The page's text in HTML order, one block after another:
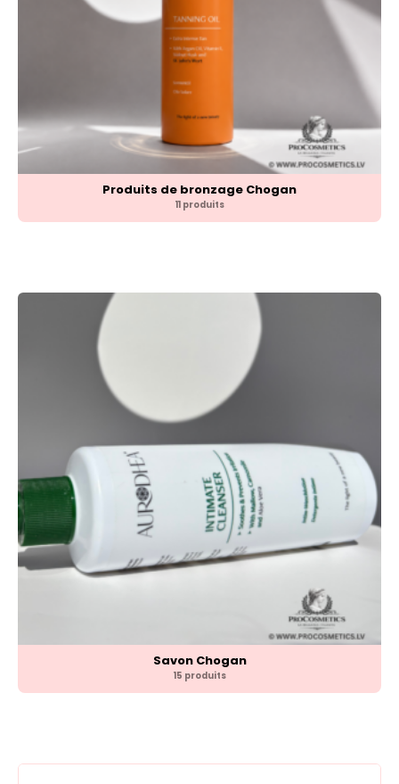
Produits de bronzage Chogan
11 produits
Savon Chogan
15 produits